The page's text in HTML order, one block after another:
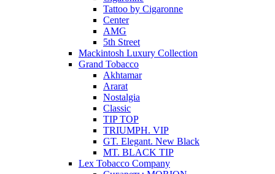
Tattoo by Cigaronne
Center
AMG
5th Street
Mackintosh Luxury Collection
Grand Tobacco
Akhtamar
Ararat
Nostalgia
Classic
TIP TOP
TRIUMPH. VIP
GT. Elegant. New Black
MT. BLACK TIP
Lex Tobacco Company